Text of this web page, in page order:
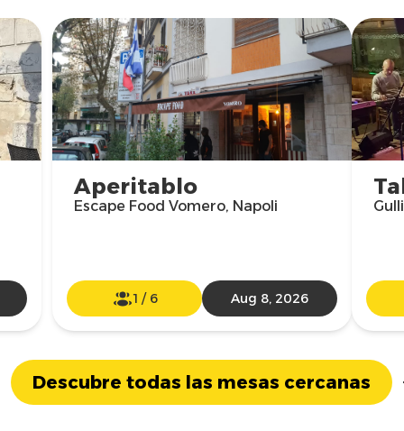
Aperitablo
Escape Food Vomero, Napoli
1 / 6 Aug 8, 2026
Descubre todas las mesas cercanas